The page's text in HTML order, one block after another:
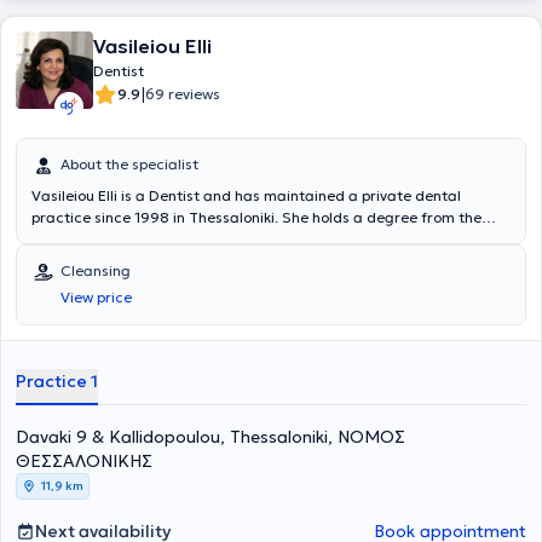
Vasileiou Elli
Dentist
9.9|69 reviews
About the specialist
Vasileiou Elli is a Dentist and has maintained a private dental
practice since 1998 in Thessaloniki. She holds a degree from the
the postgraduate program in Endodontics at the same university's
Dental School. She has extensive experience in endodontics,
aesthetic dentistry, fixed and removable prosthetics, and preventive
dentistry. Furthermore, Dr. Vasileiou is a member of the Thessaloniki
numerous conferences as part of her continuing education.
Cleansing
View price
Practice 1
Davaki 9 & Kallidopoulou, Thessaloniki, ΝΟΜΟΣ
ΘΕΣΣΑΛΟΝΙΚΗΣ
11,9 km
Next availability Book appointment